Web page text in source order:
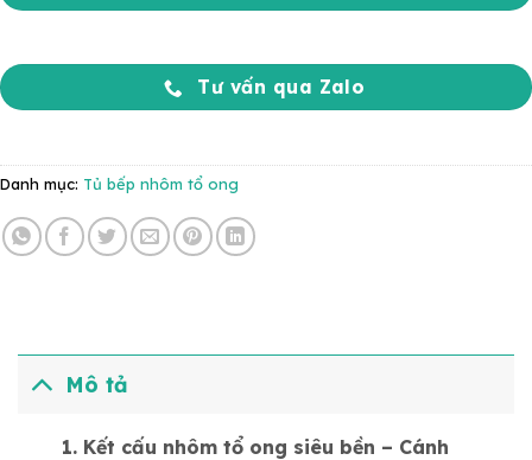
Tư vấn qua Zalo
Danh mục: Tủ bếp nhôm tổ ong
Mô tả
1. Kết cấu nhôm tổ ong siêu bền – Cánh